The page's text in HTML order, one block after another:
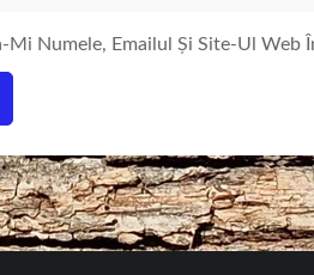
Mi Numele, Emailul Și Site-Ul